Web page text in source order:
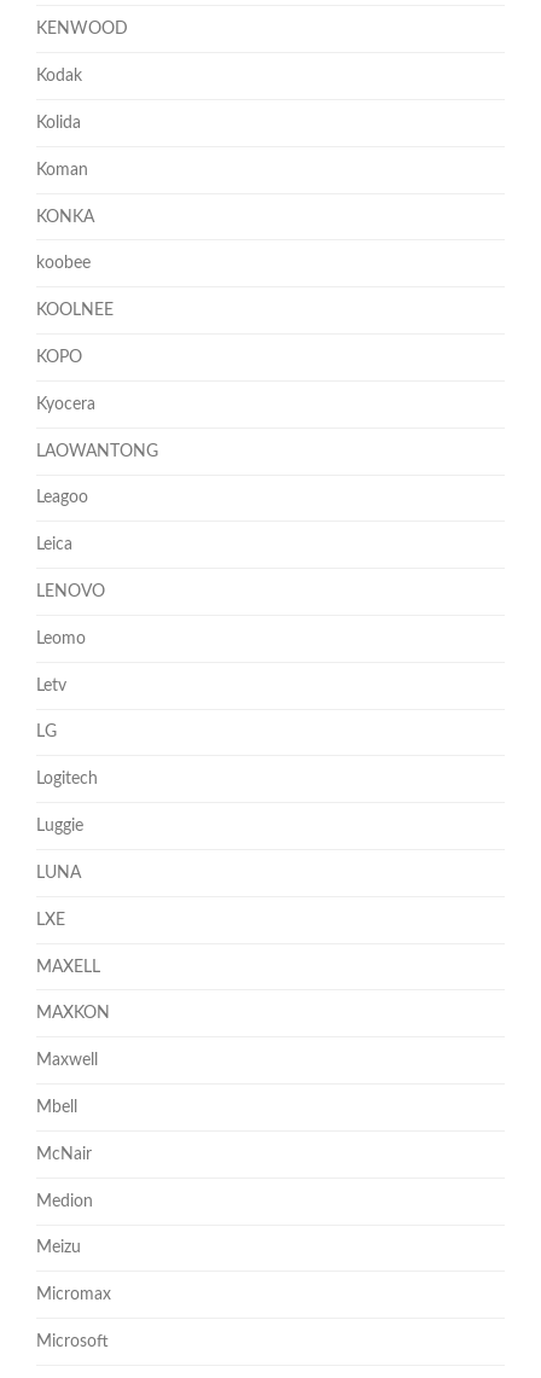
KENWOOD
Kodak
Kolida
Koman
KONKA
koobee
KOOLNEE
KOPO
Kyocera
LAOWANTONG
Leagoo
Leica
LENOVO
Leomo
Letv
LG
Logitech
Luggie
LUNA
LXE
MAXELL
MAXKON
Maxwell
Mbell
McNair
Medion
Meizu
Micromax
Microsoft